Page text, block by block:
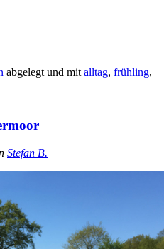
abgelegt und mit alltag, frühling,
Stefan B.